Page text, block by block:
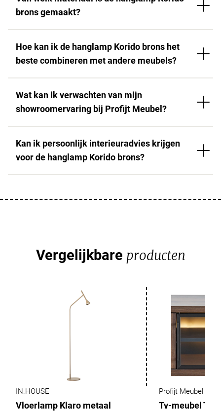
brons gemaakt?
Hoe kan ik de hanglamp Korido brons het
beste combineren met andere meubels?
Wat kan ik verwachten van mijn
showroomervaring bij Profijt Meubel?
Kan ik persoonlijk interieuradvies krijgen
voor de hanglamp Korido brons?
Vergelijkbare producten
IN.HOUSE
Vloerlamp Klaro metaal
Profijt Meubel
Tv-meubel